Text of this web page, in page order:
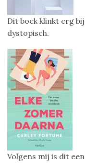
Dit boek klinkt erg
dystopisch.
Volgens mij is dit